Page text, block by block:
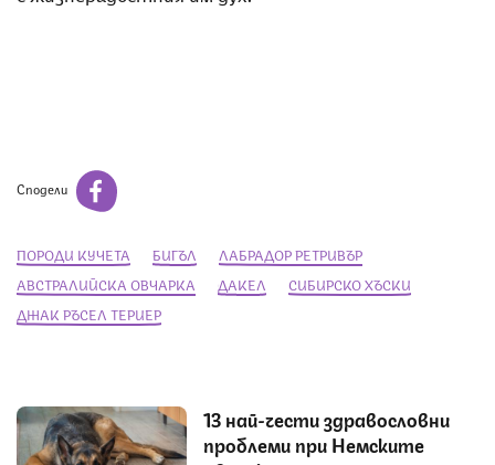
Сподели
ПОРОДИ КУЧЕТА БИГЪЛ
ЛАБРАДОР РЕТРИВЪР
АВСТРАЛИЙСКА ОВЧАРКА
ДАКЕЛ
СИБИРСКО ХЪСКИ
ДЖАК РЪСЕЛ ТЕРИЕР
13 най-чести здравословни
проблеми при Немските